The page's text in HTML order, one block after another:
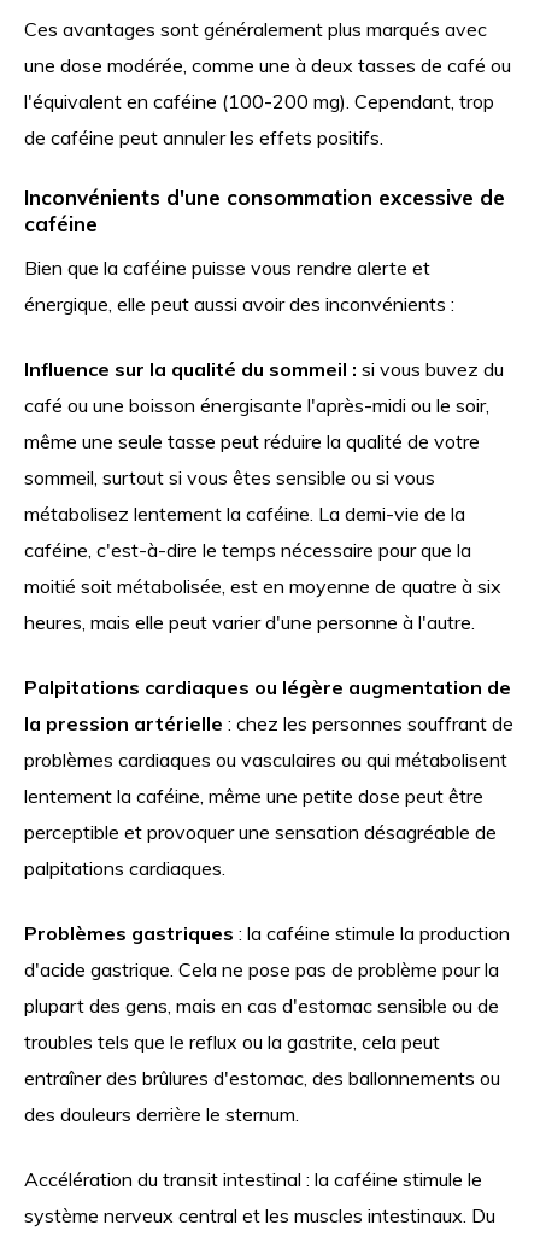
Ces avantages sont généralement plus marqués avec
une dose modérée, comme une à deux tasses de café ou
l'équivalent en caféine (100-200 mg). Cependant, trop
de caféine peut annuler les effets positifs.
Inconvénients d'une consommation excessive de
caféine
Bien que la caféine puisse vous rendre alerte et
énergique, elle peut aussi avoir des inconvénients :
Influence sur la qualité du sommeil : si vous buvez du
café ou une boisson énergisante l'après-midi ou le soir,
même une seule tasse peut réduire la qualité de votre
sommeil, surtout si vous êtes sensible ou si vous
métabolisez lentement la caféine. La demi-vie de la
caféine, c'est-à-dire le temps nécessaire pour que la
moitié soit métabolisée, est en moyenne de quatre à six
heures, mais elle peut varier d'une personne à l'autre.
Palpitations cardiaques ou légère augmentation de
la pression artérielle : chez les personnes souffrant de
problèmes cardiaques ou vasculaires ou qui métabolisent
lentement la caféine, même une petite dose peut être
perceptible et provoquer une sensation désagréable de
palpitations cardiaques.
Problèmes gastriques : la caféine stimule la production
d'acide gastrique. Cela ne pose pas de problème pour la
plupart des gens, mais en cas d'estomac sensible ou de
troubles tels que le reflux ou la gastrite, cela peut
entraîner des brûlures d'estomac, des ballonnements ou
des douleurs derrière le sternum.
Accélération du transit intestinal : la caféine stimule le
système nerveux central et les muscles intestinaux. Du